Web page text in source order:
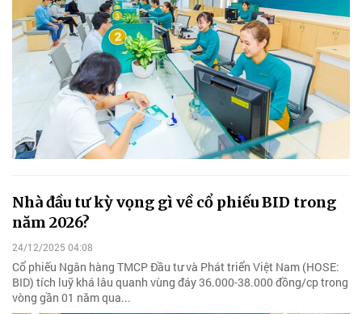
Nhà đầu tư kỳ vọng gì về cổ phiếu BID trong
năm 2026?
24/12/2025 04:08
Cổ phiếu Ngân hàng TMCP Đầu tư và Phát triển Việt Nam (HOSE:
BID) tích luỹ khá lâu quanh vùng đáy 36.000-38.000 đồng/cp trong
vòng gần 01 năm qua...